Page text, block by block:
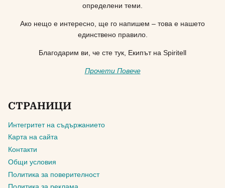
определени теми.
Ако нещо е интересно, ще го напишем – това е нашето
единствено правило.
Благодарим ви, че сте тук, Екипът на Spiritell
Прочети Повече
СТРАНИЦИ
Интегритет на съдържанието
Карта на сайта
Контакти
Общи условия
Политика за поверителност